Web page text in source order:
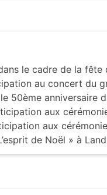
le cadre de la fête
au concert du
50ème anniversaire
aux
aux
de Noël » à